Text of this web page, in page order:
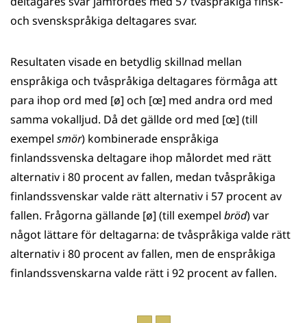
och svenskspråkiga deltagares svar.
Resultaten visade en betydlig skillnad mellan
enspråkiga och tvåspråkiga deltagares förmåga att
para ihop ord med [ø] och [œ] med andra ord med
samma vokalljud. Då det gällde ord med [œ] (till
exempel smör) kombinerade enspråkiga
finlandssvenska deltagare ihop målordet med rätt
alternativ i 80 procent av fallen, medan tvåspråkiga
finlandssvenskar valde rätt alternativ i 57 procent av
fallen. Frågorna gällande [ø] (till exempel bröd)var
något lättare för deltagarna: de tvåspråkiga valde rätt
alternativ i 80 procent av fallen, men de enspråkiga
finlandssvenskarna valde rätt i 92 procent av fallen.